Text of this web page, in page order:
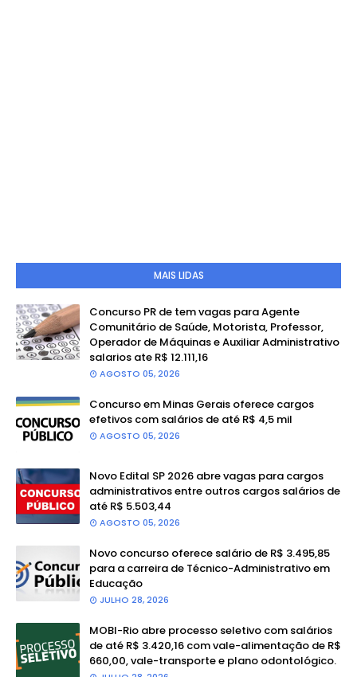
MAIS LIDAS
Concurso PR de tem vagas para Agente
Comunitário de Saúde, Motorista, Professor,
Operador de Máquinas e Auxiliar Administrativo
salarios ate R$ 12.111,16
AGOSTO 05, 2026
Concurso em Minas Gerais oferece cargos
efetivos com salários de até R$ 4,5 mil
AGOSTO 05, 2026
Novo Edital SP 2026 abre vagas para cargos
administrativos entre outros cargos salários de
até R$ 5.503,44
AGOSTO 05, 2026
Novo concurso oferece salário de R$ 3.495,85
para a carreira de Técnico-Administrativo em
Educação
JULHO 28, 2026
MOBI-Rio abre processo seletivo com salários
de até R$ 3.420,16 com vale-alimentação de R$
660,00, vale-transporte e plano odontológico.